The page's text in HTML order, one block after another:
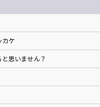
カケ
思いません？